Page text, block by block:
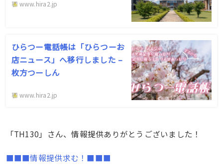
www.hira2.jp
ひらつー電話帳は「ひらつーお
店ニュース」へ移行しました –
枚方つーしん
www.hira2.jp
「TH130」さん、情報提供ありがとうございました！
■■■情報提供求む！■■■